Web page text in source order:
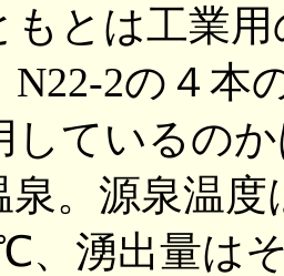
もとは工業
N22-2の４
しているの
。源泉温度
、湧出量は